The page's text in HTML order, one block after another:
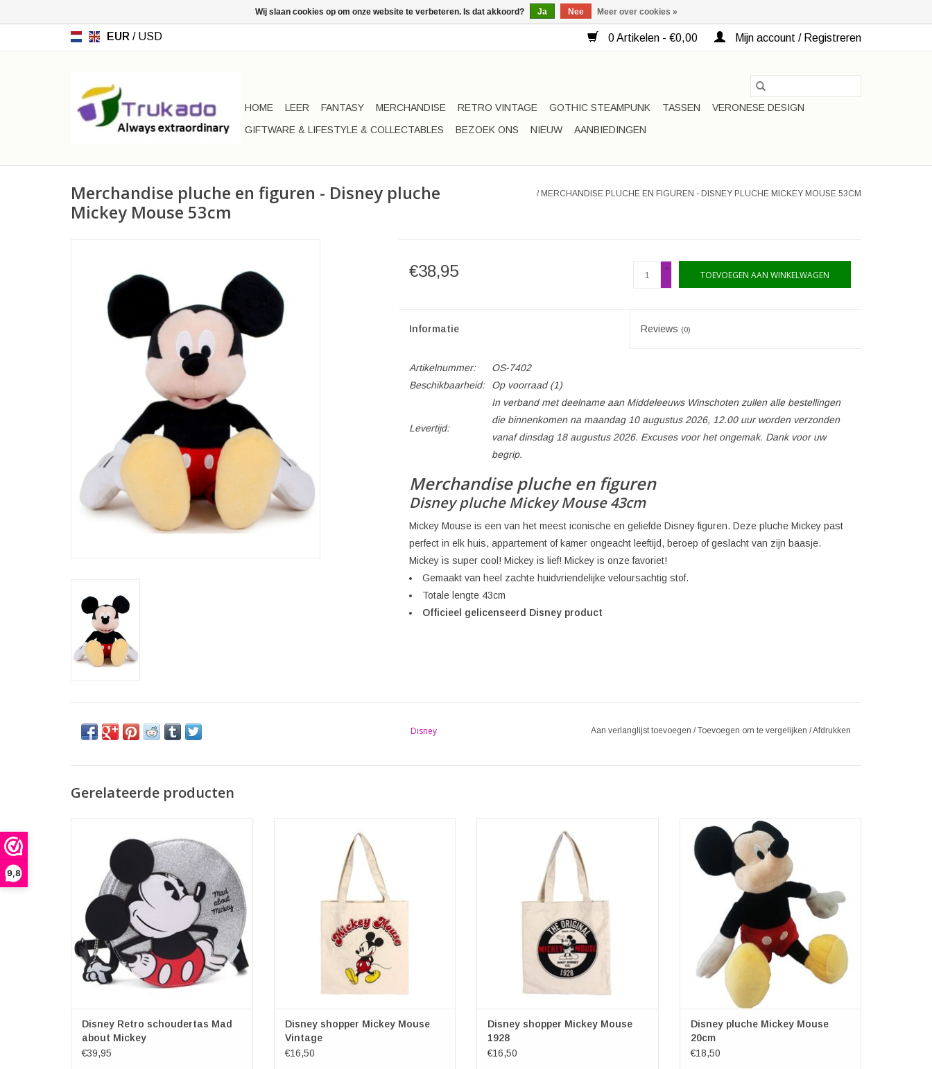
9,8
EUR / USD 0 Artikelen - €0,00 Mijn account / Registreren
HOME LEER FANTASY MERCHANDISE RETRO VINTAGE GOTHIC STEAMPUNK TASSEN
VERONESE DESIGN
GIFTWARE & LIFESTYLE & COLLECTABLES
BEZOEK ONS NIEUW AANBIEDINGEN
Merchandise pluche en figuren - Disney pluche
Mickey Mouse 53cm
/ MERCHANDISE PLUCHE EN FIGUREN - DISNEY PLUCHE MICKEY MOUSE 53CM
€38,95
+
-
TOEVOEGEN AAN WINKELWAGEN
Informatie Reviews (0)
Artikelnummer:
OS-7402
Beschikbaarheid:
Op voorraad(1)
Levertijd:
In verband met deelname aan Middeleeuws Winschoten zullen alle bestellingen
die binnenkomen na maandag 10 augustus 2026, 12.00 uur worden verzonden
vanaf dinsdag 18 augustus 2026. Excuses voor het ongemak. Dank voor uw
begrip.
Merchandise pluche en figuren
Disney pluche Mickey Mouse 43cm
Mickey Mouse is een van het meest iconische en geliefde Disney figuren. Deze pluche Mickey past
perfect in elk huis, appartement of kamer ongeacht leeftijd, beroep of geslacht van zijn baasje.
Mickey is super cool! Mickey is lief! Mickey is onze favoriet!
Gemaakt van heel zachte huidvriendelijke veloursachtig stof.
Totale lengte 43cm
Officieel gelicenseerd Disney product
Disney Aan verlanglijst toevoegen /Toevoegen om te vergelijken /Afdrukken
Gerelateerde producten
personage Mickey Mouse door een muis die
hij in zijn kantoor in Kansas City zag.
Aanvankelijk zou het personage de naam
Mortimer Mouse krijgen, maar Disneys
vrouw Lillian Marie Bounds vond die naam
te serieus en niet r
TOEVOEGEN AAN WINKELWAGEN
Disney Retro schoudertas Mad
about Mickey
€39,95
Mouse Vintage
TOEVOEGEN AAN WINKELWAGEN
Disney shopper Mickey Mouse
Vintage
€16,50
Mouse 1928
TOEVOEGEN AAN WINKELWAGEN
Disney shopper Mickey Mouse
1928
€16,50
Mickey Mouse is een van het meest
iconische en geliefde Disney figuren. Deze
pluche Mickey past perfect in elk huis,
appartement of kamer ongeacht leeftijd,
beroep of geslacht van zijn baasje. Mickey is
super cool! Mickey is lief! Mickey is onze
TOEVOEGEN AAN WINKELWAGEN
Disney pluche Mickey Mouse
20cm
€18,50
Wij slaan cookies op om onze website te verbeteren. Is dat akkoord? Ja Nee Meer over cookies »